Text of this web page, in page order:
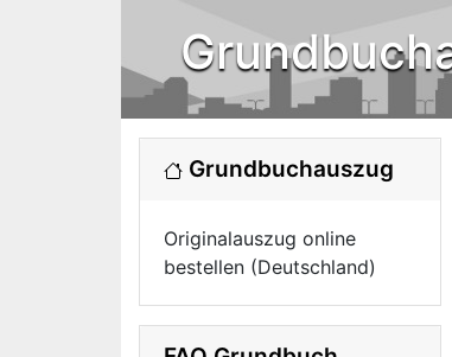
Grundbuchauszug
Originalauszug online
bestellen (Deutschland)